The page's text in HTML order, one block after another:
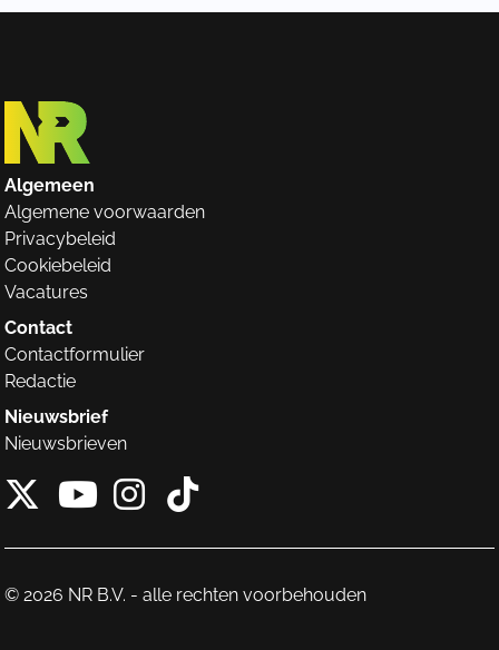
Algemeen
Algemene voorwaarden
Privacybeleid
Cookiebeleid
Vacatures
Contact
Contactformulier
Redactie
Nieuwsbrief
Nieuwsbrieven
X van NieuwRechts
Instagram van
Tiktok van
© 2026 NR B.V. - alle rechten voorbehouden